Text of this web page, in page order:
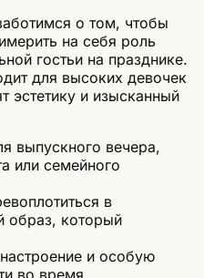
о том, чтобы
на себя роль
гостьи на празднике.
для высоких девочек
эстетику и изысканный
выпускного вечера,
или семейного
в
образ, который
и особую
во время